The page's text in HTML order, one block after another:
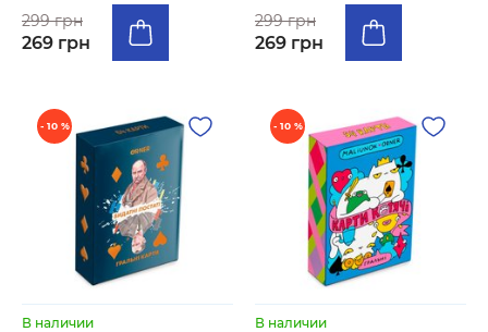
299 грн
269 грн
299 грн
269 грн
- 10 %
В наличии
- 10 %
В наличии